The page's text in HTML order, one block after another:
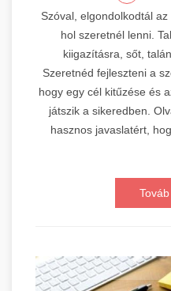
Szóval, elgondolkodtál
hol szeretnél lenni.
kiigazításra, sőt, talán
Szeretnéd fejleszteni a
hogy egy cél kitűzése és
játszik a sikeredben.
hasznos javaslatért,